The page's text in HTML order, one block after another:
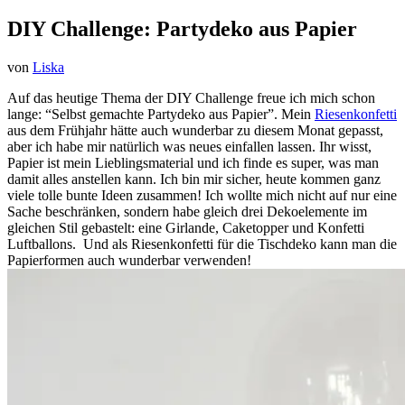
DIY Challenge: Partydeko aus Papier
von Liska
Auf das heutige Thema der DIY Challenge freue ich mich schon
lange: “Selbst gemachte Partydeko aus Papier”. Mein Riesenkonfetti
aus dem Frühjahr hätte auch wunderbar zu diesem Monat gepasst,
aber ich habe mir natürlich was neues einfallen lassen. Ihr wisst,
Papier ist mein Lieblingsmaterial und ich finde es super, was man
damit alles anstellen kann. Ich bin mir sicher, heute kommen ganz
viele tolle bunte Ideen zusammen! Ich wollte mich nicht auf nur eine
Sache beschränken, sondern habe gleich drei Dekoelemente im
gleichen Stil gebastelt: eine Girlande, Caketopper und Konfetti
Luftballons. Und als Riesenkonfetti für die Tischdeko kann man die
Papierformen auch wunderbar verwenden!